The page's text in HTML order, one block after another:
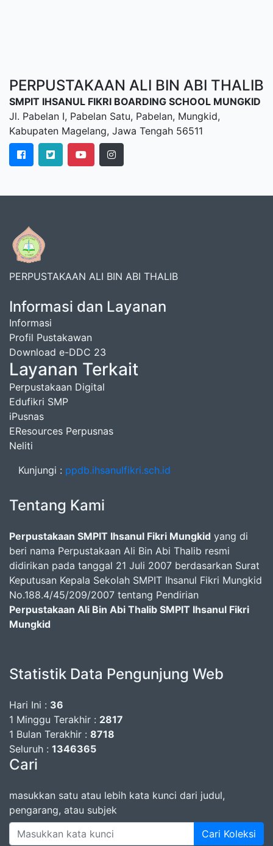
PERPUSTAKAAN ALI BIN ABI THALIB
SMPIT IHSANUL FIKRI BOARDING SCHOOL MUNGKID
Jl. Pabelan I, Pabelan Satu, Pabelan, Mungkid,
Kabupaten Magelang, Jawa Tengah 56511
PERPUSTAKAAN ALI BIN ABI THALIB
Informasi dan Layanan
Informasi
Profil Pustakawan
Download e-DDC 23
Layanan Terkait
Perpustakaan Digital
Edufikri SMP
iPusnas
EResources Perpusnas
Neliti
Kunjungi : ppdb.ihsanulfikri.sch.id
Tentang Kami
Perpustakaan SMPIT Ihsanul Fikri Mungkid yang di
beri nama Perpustakaan Ali Bin Abi Thalib resmi
didirikan pada tanggal 21 Juli 2007 berdasarkan Surat
Keputusan Kepala Sekolah SMPIT Ihsanul Fikri Mungkid
No.188.4/45/209/2007 tentang Pendirian
Perpustakaan Ali Bin Abi Thalib SMPIT Ihsanul Fikri
Mungkid
Statistik Data Pengunjung Web
Hari Ini : 36
1 Minggu Terakhir : 2817
1 Bulan Terakhir : 8718
Seluruh : 1346365
Cari
masukkan satu atau lebih kata kunci dari judul,
pengarang, atau subjek
Cari Koleksi